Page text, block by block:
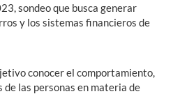
sondeo que busca generar
y los sistemas financieros de
conocer el comportamiento,
las personas en materia de